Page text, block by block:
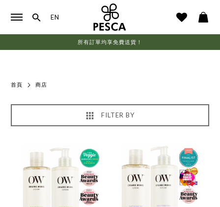
EN
所有訂單均享免費送貨！
首頁 商店
FILTER BY